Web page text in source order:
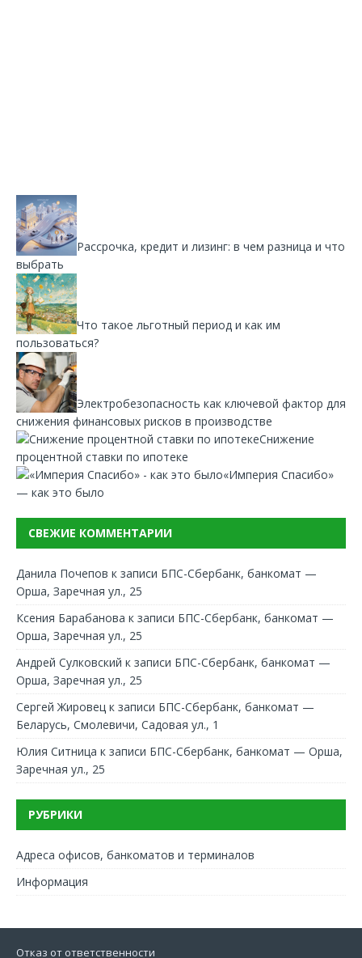
Рассрочка, кредит и лизинг: в чем разница и что
выбрать
Что такое льготный период и как им
пользоваться?
Электробезопасность как ключевой фактор для
снижения финансовых рисков в производстве
Снижение
процентной ставки по ипотеке
«Империя Спасибо»
— как это было
СВЕЖИЕ КОММЕНТАРИИ
Данила Почепов к записи БПС-Сбербанк, банкомат —
Орша, Заречная ул., 25
Ксения Барабанова к записи БПС-Сбербанк, банкомат —
Орша, Заречная ул., 25
Андрей Сулковский к записи БПС-Сбербанк, банкомат —
Орша, Заречная ул., 25
Сергей Жировец к записи БПС-Сбербанк, банкомат —
Беларусь, Смолевичи, Садовая ул., 1
Юлия Ситница к записи БПС-Сбербанк, банкомат — Орша,
Заречная ул., 25
РУБРИКИ
Адреса офисов, банкоматов и терминалов
Информация
Отказ от ответственности